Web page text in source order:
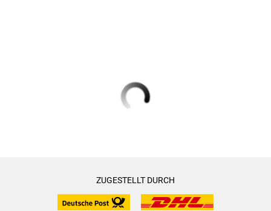
ZUGESTELLT DURCH